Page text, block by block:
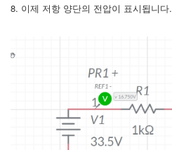
8. 이제 저항 양단의 전압이 표시됩니다.